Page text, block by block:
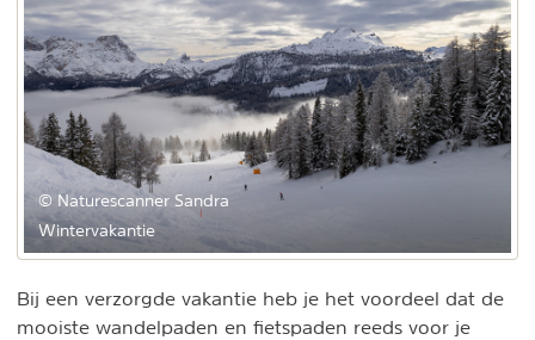
© Naturescanner Sandra
Wintervakantie
Bij een verzorgde vakantie heb je het voordeel dat de
mooiste wandelpaden en fietspaden reeds voor je